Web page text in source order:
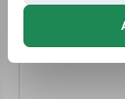
Live @ Radio